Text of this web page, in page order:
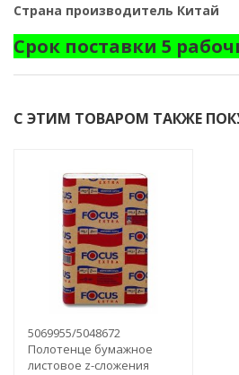
Страна производитель Китай
Срок поставки 5
С ЭТИМ ТОВАРОМ ТАКЖЕ
5069955/5048672
Полотенце бумажное
листовое z-сложения